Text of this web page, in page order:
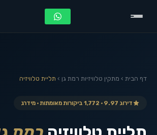
דף הבית › מתקין טלוויזיות רמת גן › תליית טלוויזיה
דירוג 9.97 · 1,772 ביקורות מאומתות · מידרג